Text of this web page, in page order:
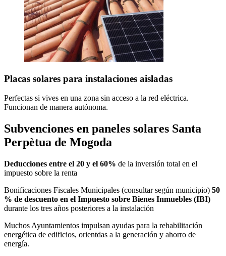
Placas solares para instalaciones aisladas
Perfectas si vives en una zona sin acceso a la red eléctrica.
Funcionan de manera autónoma.
Subvenciones en paneles solares Santa
Perpètua de Mogoda
Deducciones entre el 20 y el 60% de la inversión total en el
impuesto sobre la renta
Bonificaciones Fiscales Municipales (consultar según municipio) 50
% de descuento en el Impuesto sobre Bienes Inmuebles (IBI)
durante los tres años posteriores a la instalación
Muchos Ayuntamientos impulsan ayudas para la rehabilitación
energética de edificios, orientdas a la generación y ahorro de
energía.